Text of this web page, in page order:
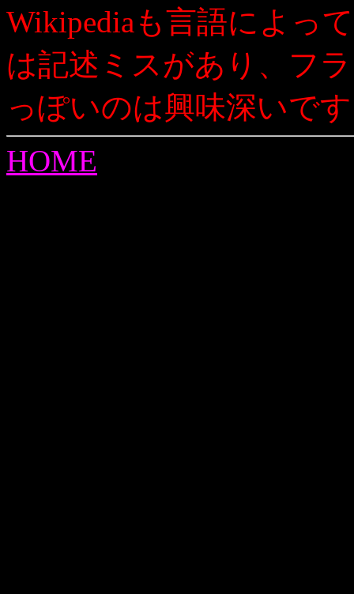
Wikipediaも言語によっ
は記述ミスがあり、フ
っぽいのは興味深いで
HOME